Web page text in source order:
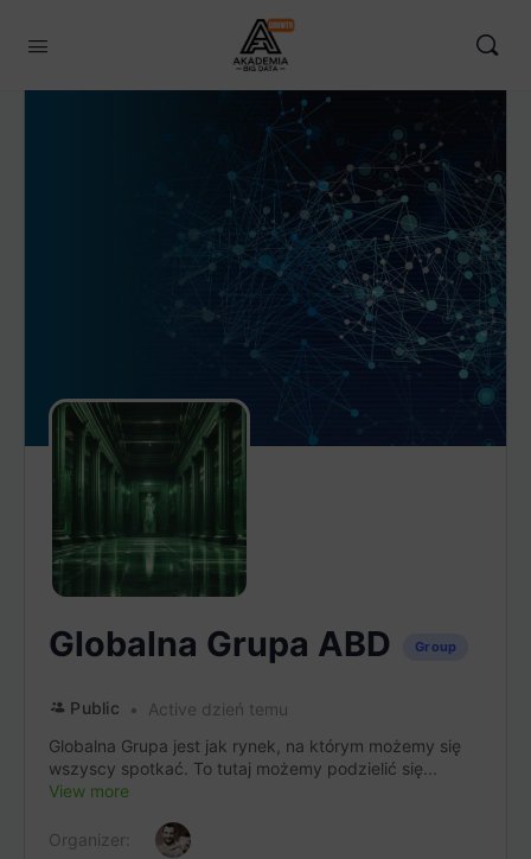
Globalna Grupa ABD Group
Public
Active dzień temu
Globalna Grupa jest jak rynek, na którym możemy się
wszyscy spotkać. To tutaj możemy podzielić się...
View more
Organizer: